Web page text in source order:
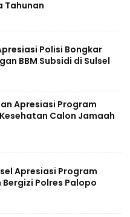
Tahunan
Polisi Bongkar
BBM Subsidi di Sulsel
Apresiasi Program
Calon Jamaah
Apresiasi Program
Polres Palopo